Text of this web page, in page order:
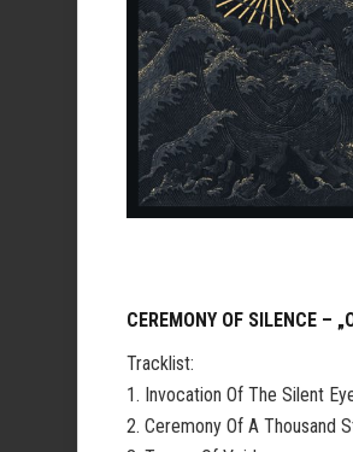
CEREMONY OF SILENCE –
Tracklist:
1. Invocation Of The Silent
2. Ceremony Of A Thousand